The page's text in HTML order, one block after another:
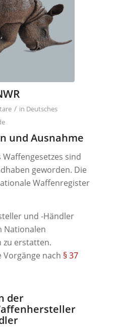
/ in Deutsches
und Ausnahme
sind
geworden. Die
Waffenregister
und -Händler
Nationalen
zu erstatten.
Vorgänge nach § 37
der